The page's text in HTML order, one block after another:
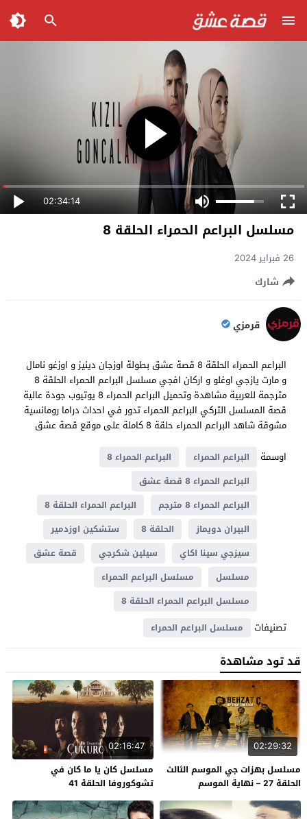
02:34:14
مسلسل البراعم الحمراء الحلقة 8
26 فبراير 2024
شارك
قرمزي
البراعم الحمراء الحلقة 8 قصة عشق بطولة اوزجان دينيز و اوزغو نامال
و مارت يازجي اوغلو و اركان افجي مسلسل البراعم الحمراء الحلقة 8
مترجمة للعربية مشاهدة وتحميل البراعم الحمراء 8 يوتيوب جودة عالية
قصة المسلسل التركي البراعم الحمراء تدور في احداث دراما ​​رومانسية
مشوقة شاهد البراعم الحمراء حلقة 8 كاملة على موقع قصة عشق
اوسمة
البراعم الحمراء
البراعم الحمراء 8
البراعم الحمراء 8 قصة عشق
البراعم الحمراء 8 مترجم
البراعم الحمراء الحلقة 8
البيران دويماز
الحلقة 8
ستشكين اوزدمير
سيزجي سينا اكاي
سيلين شكرجي
قصة عشق
مسلسل
مسلسل البراعم الحمراء
مسلسل البراعم الحمراء الحلقة 8
تصنيفات مسلسل البراعم الحمراء
قد تود مشاهدة
02:29:32
مسلسل بهزات جي الموسم الثالث
الحلقة 27 – نهاية الموسم
02:16:47
مسلسل كان يا ما كان في
تشوكوروفا الحلقة 41